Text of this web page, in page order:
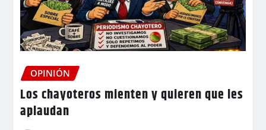
OPINIÓN
Los chayoteros mienten y quieren que les
aplaudan